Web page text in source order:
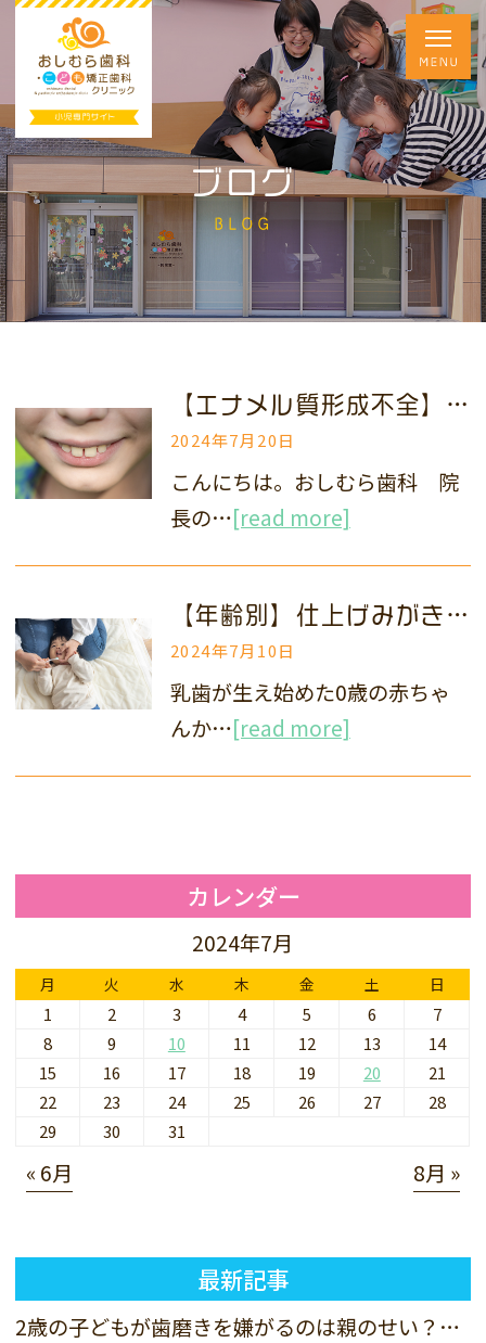
ブログ
BLOG
【エナメル質形成不全】5～10人に1人の子どもが発症？歯の変色・欠けに注意を
2024年7月20日
こんにちは。おしむら歯科 院
長の…[read more]
【年齢別】仕上げみがきのポイントを解説！
2024年7月10日
乳歯が生え始めた0歳の赤ちゃ
んか…[read more]
カレンダー
2024年7月
月 火 水 木 金 土 日
1 2 3 4 5 6
7
8
9 10 11 12 13
14
15
16 17 18 19 20
21
22
23 24 25 26 27
28
29
30 31
« 6月 8月 »
最新記事
2歳の子どもが歯磨きを嫌がるのは親のせい？仕上げ磨きで悩まないために